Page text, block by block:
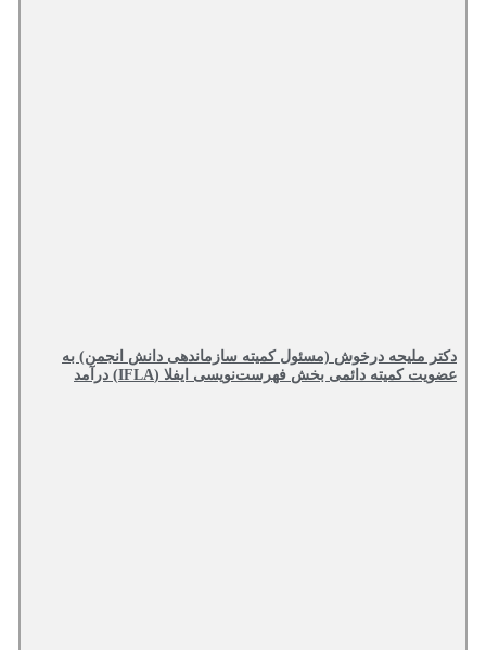
دکتر ملیحه درخوش (مسئول کمیته سازماندهی دانش انجمن) به
عضویت کمیته دائمی بخش فهرست‌نویسی ایفلا (IFLA) درآمد